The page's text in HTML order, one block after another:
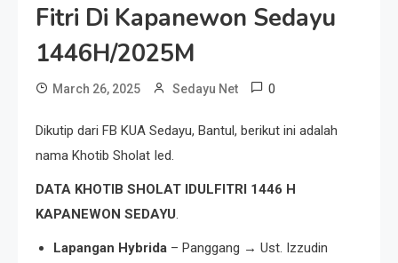
Fitri Di Kapanewon Sedayu
1446H/2025M
March 26, 2025 Sedayu Net 0
Dikutip dari FB KUA Sedayu, Bantul, berikut ini adalah
nama Khotib Sholat Ied.
DATA KHOTIB SHOLAT IDULFITRI 1446 H
KAPANEWON SEDAYU
Lapangan Hybrida – Panggang → Ust. Izzudin